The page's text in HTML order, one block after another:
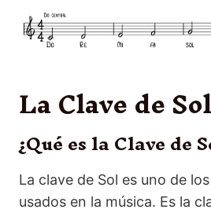
La Clave de Sol
¿Qué es la Clave de
La clave de Sol es uno de
usados en la música. Es la